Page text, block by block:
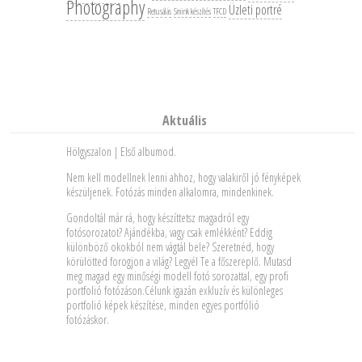
Photography Retusálás Smink készítés TFCD Üzleti portré
Aktuális
Hölgyszalon | Első albumod.
Nem kell modellnek lenni ahhoz, hogy valakiről jó fényképek
készüljenek. Fotózás minden alkalomra, mindenkinek.
Gondoltál már rá, hogy készíttetsz magadról egy
fotósorozatot? Ajándékba, vagy csak emlékként? Eddig
különböző okokból nem vágtál bele? Szeretnéd, hogy
körülötted forogjon a világ? Legyél Te a főszereplő. Mutasd
meg magad egy minőségi modell fotó sorozattal, egy profi
portfolió fotózáson.Célunk igazán exkluzív és különleges
portfolió képek készítése, minden egyes portfólió
fotózáskor.